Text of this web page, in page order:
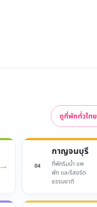
ดูที่พักทั่วไทย
→ 04
กาญจนบุรี
ที่พักริมน้ำ แพ
พัก และรีสอร์ต
ธรรมชาติ